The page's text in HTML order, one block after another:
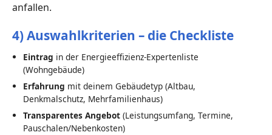
anfallen.
4) Auswahlkriterien – die Checkliste
Eintrag in der Energieeffizienz-Expertenliste
(Wohngebäude)
Erfahrung mit deinem Gebäudetyp (Altbau,
Denkmalschutz, Mehrfamilienhaus)
Transparentes Angebot(Leistungsumfang, Termine,
Pauschalen/Nebenkosten)